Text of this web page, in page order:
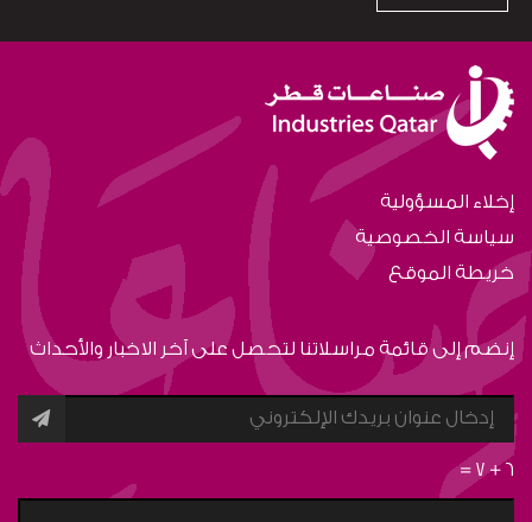
إخلاء المسؤولية
سياسة الخصوصية
خريطة الموقع
إنضم إلى قائمة مراسلاتنا لتحصل على آخر الاخبار والأحداث
6
+
7
=